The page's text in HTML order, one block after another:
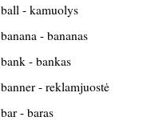
ball - kamuolys
banana - bananas
bank - bankas
banner - reklamjuostė
bar - baras